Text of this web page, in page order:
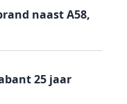
naast A58,
25 jaar